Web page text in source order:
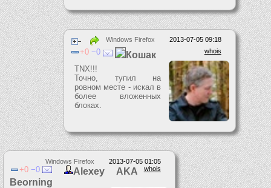
2013-07-05 09:18
Windows Firefox
whois
0 0 Кошак
TNX!!!
Точно, тупил на
ровном месте - искал в
более вложенных
блоках.
2013-07-05 01:05
Windows Firefox
whois
0 0
Alexey AKA
Beorning